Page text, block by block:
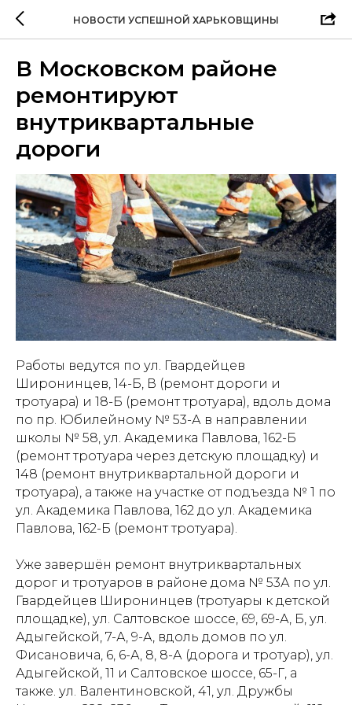
НОВОСТИ УСПЕШНОЙ ХАРЬКОВЩИНЫ
В Московском районе
ремонтируют
внутриквартальные
дороги
Работы ведутся по ул. Гвардейцев
Широнинцев, 14-Б, В (ремонт дороги и
тротуара) и 18-Б (ремонт тротуара), вдоль дома
по пр. Юбилейному № 53-А в направлении
школы № 58, ул. Академика Павлова, 162-Б
(ремонт тротуара через детскую площадку) и
148 (ремонт внутриквартальной дороги и
тротуара), а также на участке от подъезда № 1 по
ул. Академика Павлова, 162 до ул. Академика
Павлова, 162-Б (ремонт тротуара).
Уже завершён ремонт внутриквартальных
дорог и тротуаров в районе дома № 53А по ул.
Гвардейцев Широнинцев (тротуары к детской
площадке), ул. Салтовское шоссе, 69, 69-А, Б, ул.
Адыгейской, 7-А, 9-А, вдоль домов по ул.
Фисановича, 6, 6-А, 8, 8-А (дорога и тротуар), ул.
Адыгейской, 11 и Салтовское шоссе, 65-Г, а
также. ул. Валентиновской, 41, ул. Дружбы